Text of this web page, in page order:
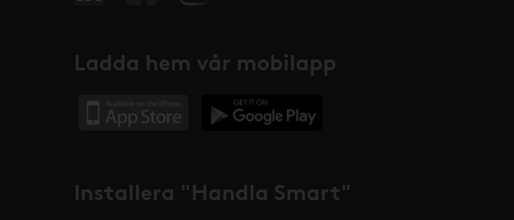
Ladda hem vår mobilapp
Installera "Handla Smart"